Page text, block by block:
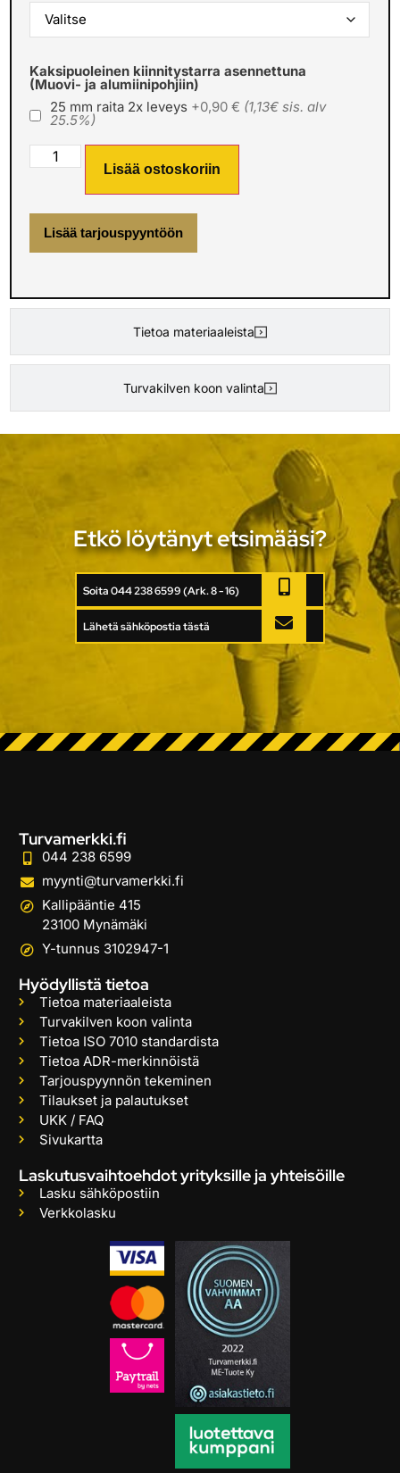
Tietoa materiaaleista
Turvakilven koon valinta
Kaksipuoleinen kiinnitystarra asennettuna
(Muovi- ja alumiinipohjiin)
25 mm raita 2x leveys +0,90 € (1,13€ sis. alv
25.5%)
Lisää ostoskoriin
Lisää tarjouspyyntöön
Etkö löytänyt etsimääsi?
Soita 044 238 6599 (Ark. 8 - 16)
Lähetä sähköpostia tästä
Turvamerkki.fi
044 238 6599
myynti@turvamerkki.fi
Kallipääntie 415
23100 Mynämäki
Y-tunnus 3102947-1
Hyödyllistä tietoa
Tietoa materiaaleista
Turvakilven koon valinta
Tietoa ISO 7010 standardista
Tietoa ADR-merkinnöistä
Tarjouspyynnön tekeminen
Tilaukset ja palautukset
UKK / FAQ
Sivukartta
Laskutusvaihtoehdot yrityksille ja yhteisöille
Lasku sähköpostiin
Verkkolasku